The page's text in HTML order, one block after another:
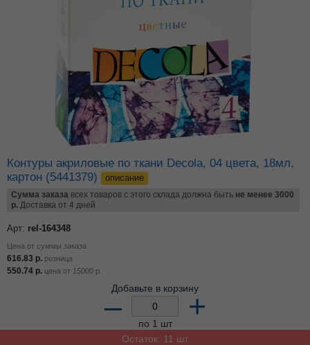
Контуры акриловые по ткани Decola, 04 цвета, 18мл,
картон (5441379)
описание
Сумма заказа всех товаров с этого склада должна быть не менее 3000
р. Доставка от 4 дней
Арт: rel-164348
Цена от суммы заказа
616.83 р. розница
550.74 р. цена от 15000 р.
Добавьте в корзину
– +
по 1 шт
Остаток: 11 шт